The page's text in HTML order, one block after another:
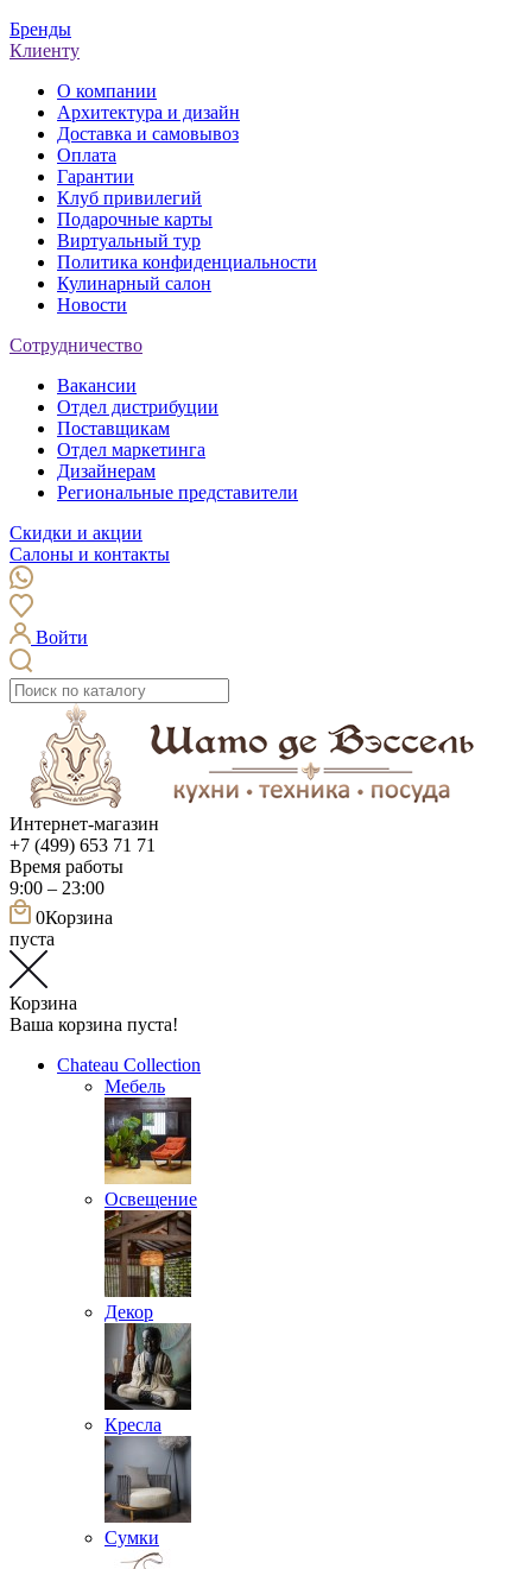
Бренды
Клиенту
О компании
Архитектура и дизайн
Доставка и самовывоз
Оплата
Гарантии
Клуб привилегий
Подарочные карты
Виртуальный тур
Политика конфиденциальности
Кулинарный салон
Новости
Сотрудничество
Вакансии
Отдел дистрибуции
Поставщикам
Отдел маркетинга
Дизайнерам
Региональные представители
Скидки и акции
Салоны и контакты
Войти
Интернет-магазин
+7 (499) 653 71 71
Время работы
9:00 – 23:00
0Корзина
пуста
Корзина
Ваша корзина пуста!
Chateau Collection
Мебель
Освещение
Декор
Кресла
Сумки